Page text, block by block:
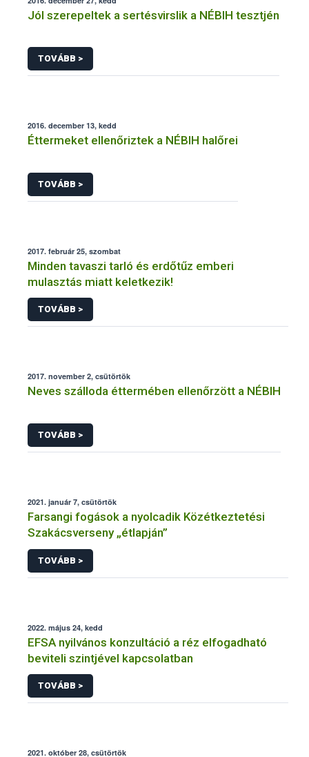
Jól szerepeltek a sertésvirslik a NÉBIH tesztjén
TOVÁBB >
2016. december 13, kedd
Éttermeket ellenőriztek a NÉBIH halőrei
TOVÁBB >
2017. február 25, szombat
Minden tavaszi tarló és erdőtűz emberi
mulasztás miatt keletkezik!
TOVÁBB >
2017. november 2, csütörtök
Neves szálloda éttermében ellenőrzött a NÉBIH
TOVÁBB >
2021. január 7, csütörtök
Farsangi fogások a nyolcadik Közétkeztetési
Szakácsverseny „étlapján”
TOVÁBB >
2022. május 24, kedd
EFSA nyilvános konzultáció a réz elfogadható
beviteli szintjével kapcsolatban
TOVÁBB >
2021. október 28, csütörtök